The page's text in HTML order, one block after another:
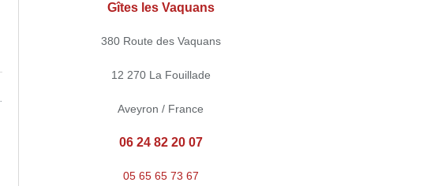
Gîtes les Vaquans
380 Route des Vaquans
12 270 La Fouillade
Aveyron / France
06 24 82 20 07
05 65 65 73 67